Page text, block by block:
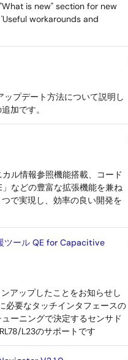
is new" section for new
workarounds and
プデート方法について説明し
加です。
ル情報参照機能搭載、コード
などの豊富な拡張機能を兼ね
で実現し、効率の良い開発を
ツール QE for Capacitive
アップしたことをお知らせし
必要なタッチインタフェースの
ーニングで決定するセンサド
L23のサポートです